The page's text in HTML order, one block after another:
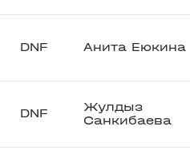
DNF Анита Еюкина
DNF
Жулдыз
Санкибаева